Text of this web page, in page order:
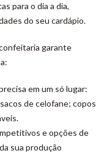
para o dia a dia,
do seu cardápio.
garante
em um só lugar:
de celofane; copos
e opções de
sua produção